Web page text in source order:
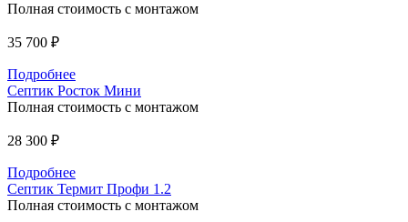
Полная стоимость с монтажом
35 700 ₽
Подробнее
Септик Росток Мини
Полная стоимость с монтажом
28 300 ₽
Подробнее
Септик Термит Профи 1.2
Полная стоимость с монтажом